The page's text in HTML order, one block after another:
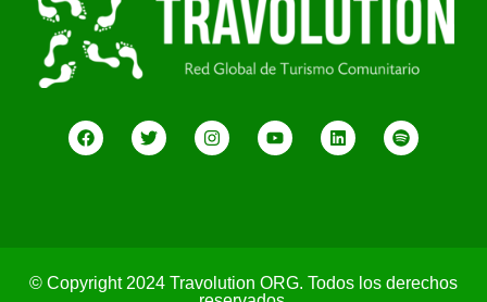
© Copyright 2024 Travolution ORG. Todos los derechos